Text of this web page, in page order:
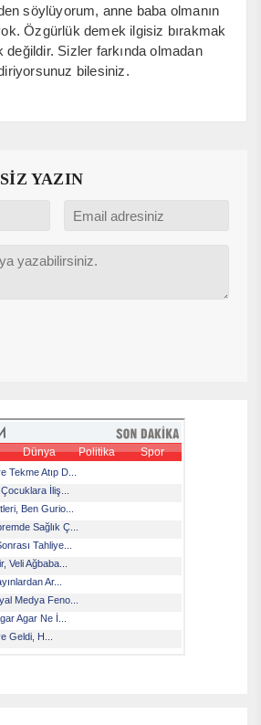
söylüyorum, anne baba olmanın
Özgürlük demek ilgisiz bırakmak
Sizler farkında olmadan
bilesiniz.
YAZIN